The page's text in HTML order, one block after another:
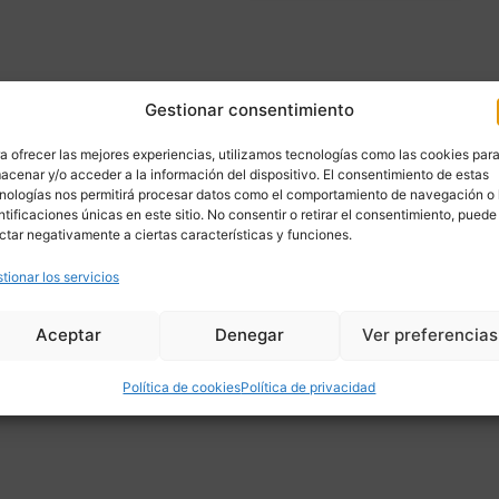
Gestionar consentimiento
ofrecer las mejores experiencias, utilizamos tecnologías como las cookies para
y/o acceder a la información del dispositivo. El consentimiento de estas
nos permitirá procesar datos como el comportamiento de navegación o
únicas en este sitio. No consentir o retirar el consentimiento, puede
negativamente a ciertas características y funciones.
los servicios
Aceptar Denegar Ver preferencias
Política de cookiesPolítica de privacidad